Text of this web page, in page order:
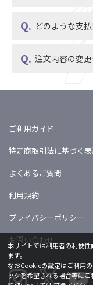
どのような支
注文内容の変
ご利用ガイド
特定商取引法に基づく
よくあるご質問
利用規約
プライバシーポリシー
お問い合わせ
本サイトでは利用者の利便
ます。
なおCookieの設定はご利用
ックを希望される場合等にご